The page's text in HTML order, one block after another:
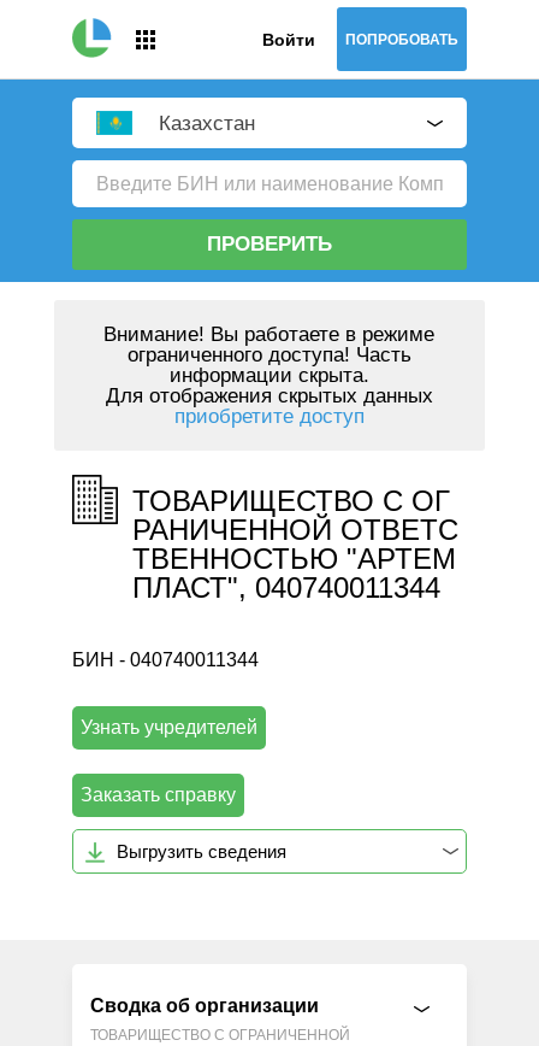
Войти ПОПРОБОВАТЬ
Казахстан
ПРОВЕРИТЬ
Внимание! Вы работаете в режиме
ограниченного доступа! Часть
информации скрыта.
Для отображения скрытых данных
приобретите доступ
ТОВАРИЩЕСТВО С ОГ
РАНИЧЕННОЙ ОТВЕТС
ТВЕННОСТЬЮ "АРТЕМ
ПЛАСТ", 040740011344
БИН - 040740011344
Узнать учредителей
Заказать справку
Выгрузить сведения
Сводка об организации
ТОВАРИЩЕСТВО С ОГРАНИЧЕННОЙ